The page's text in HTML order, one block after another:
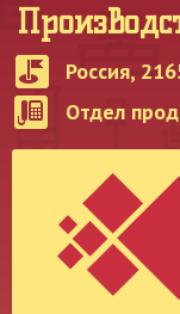
Россия,
Отдел